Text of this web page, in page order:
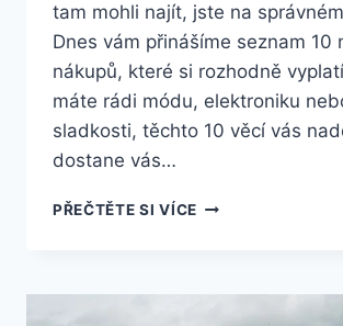
tam mohli najít, jste na
Dnes vám přinášíme seznam 10
nákupů, které si rozhodně
máte rádi módu, elektroniku
sladkosti, těchto 10 věcí vás
dostane vás…
PŘEČTĚTE SI VÍCE10
AMERICE,